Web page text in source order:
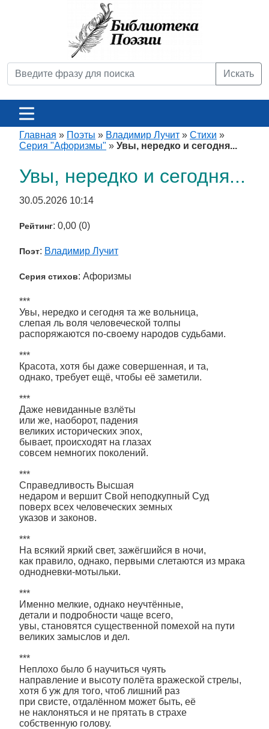
Искать
Главная » Поэты » Владимир Лучит » Стихи »
Серия "Афоризмы" » Увы, нередко и сегодня...
Увы, нередко и сегодня...
30.05.2026 10:14
Рейтинг: 0,00 (0)
Поэт: Владимир Лучит
Серия стихов: Афоризмы
***
Увы, нередко и сегодня та же вольница,
слепая ль воля человеческой толпы
распоряжаются по-своему народов судьбами.
***
Красота, хотя бы даже совершенная, и та,
однако, требует ещё, чтобы её заметили.
***
Даже невиданные взлёты
или же, наоборот, падения
великих исторических эпох,
бывает, происходят на глазах
совсем немногих поколений.
***
Справедливость Высшая
недаром и вершит Свой неподкупный Суд
поверх всех человеческих земных
указов и законов.
***
На всякий яркий свет, зажёгшийся в ночи,
как правило, однако, первыми слетаются из мрака
однодневки-мотыльки.
***
Именно мелкие, однако неучтённые,
детали и подробности чаще всего,
увы, становятся существенной помехой на пути
великих замыслов и дел.
***
Неплохо было б научиться чуять
направление и высоту полёта вражеской стрелы,
хотя б уж для того, чтоб лишний раз
при свисте, отдалённом может быть, её
не наклоняться и не прятать в страхе
собственную голову.